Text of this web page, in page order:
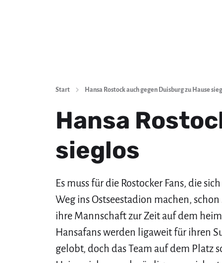
Start Hansa Rostock auch gegen Duisburg zu Hause
Hansa
sieglos
Es muss für die Rostocker Fans, die
Weg ins Ostseestadion machen,
ihre Mannschaft zur Zeit auf dem
Hansafans werden ligaweit für ihren
gelobt, doch das Team auf dem Platz